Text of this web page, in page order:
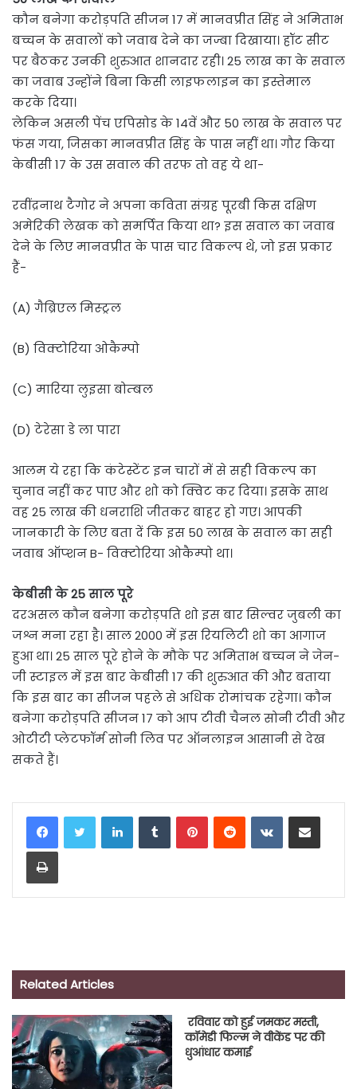
कौन बनेगा करोड़पति सीजन 17 में मानवप्रीत सिंह ने अमिताभ
बच्चन के सवालों को जवाब देने का जज्बा दिखाया। हॉट सीट
पर बैठकर उनकी शुरुआत शानदार रही। 25 लाख का के सवाल
का जवाब उन्होंने बिना किसी लाइफलाइन का इस्तेमाल
करके दिया।
लेकिन असली पेंच एपिसोड के 14वें और 50 लाख के सवाल पर
फंस गया, जिसका मानवप्रीत सिंह के पास नहीं था। गौर किया
केबीसी 17 के उस सवाल की तरफ तो वह ये था-
रवींद्रनाथ टैगोर ने अपना कविता संग्रह पूरबी किस दक्षिण
अमेरिकी लेखक को समर्पित किया था? इस सवाल का जवाब
देने के लिए मानवप्रीत के पास चार विकल्प थे, जो इस प्रकार
हैं-
(A) गैब्रिएल मिस्ट्रल
(B) विक्टोरिया ओकैम्पो
(C) मारिया लुइसा बोम्बल
(D) टेरेसा डे ला पारा
आलम ये रहा कि कंटेस्टेंट इन चारों में से सही विकल्प का
चुनाव नहीं कर पाए और शो को क्विट कर दिया। इसके साथ
वह 25 लाख की धनराशि जीतकर बाहर हो गए। आपकी
जानकारी के लिए बता दें कि इस 50 लाख के सवाल का सही
जवाब ऑप्शन B- विक्टोरिया ओकैम्पो था।
केबीसी के 25 साल पूरे
दरअसल कौन बनेगा करोड़पति शो इस बार सिल्वर जुबली का
जश्न मना रहा है। साल 2000 में इस रियलिटी शो का आगाज
हुआ था। 25 साल पूरे होने के मौके पर अमिताभ बच्चन ने जेन-
जी स्टाइल में इस बार केबीसी 17 की शुरुआत की और बताया
कि इस बार का सीजन पहले से अधिक रोमांचक रहेगा। कौन
बनेगा करोड़पति सीजन 17 को आप टीवी चैनल सोनी टीवी और
ओटीटी प्लेटफॉर्म सोनी लिव पर ऑनलाइन आसानी से देख
सकते हैं।
LinkedInTumblrPinterestReddit VKontakteShare via Email
Print
Related Articles
रविवार को हुई जमकर मस्ती,
कॉमेडी फिल्म ने वीकेंड पर की
धुआंधार कमाई